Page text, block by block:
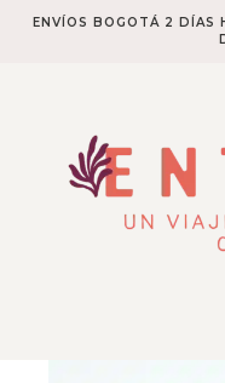
ENVÍOS BOGOTÁ 2 DÍAS